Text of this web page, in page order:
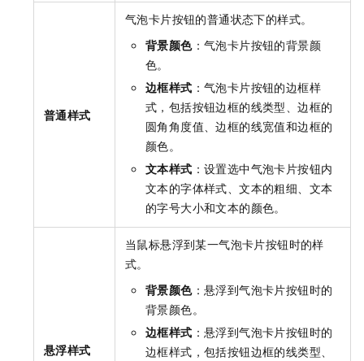
普通样式
气泡卡片按钮的普通状态下的样式。
背景颜色：气泡卡片按钮的背景颜
色。
边框样式 ：气泡卡片按钮的边框样
式，包括按钮边框的线类型、边框的
圆角角度值、边框的线宽值和边框的
颜色。
文本样式 ：设置选中气泡卡片按钮内
文本的字体样式、文本的粗细、文本
的字号大小和文本的颜色。
悬浮样式
当鼠标悬浮到某一气泡卡片按钮时的样
式。
背景颜色：悬浮到气泡卡片按钮时的
背景颜色。
边框样式 ：悬浮到气泡卡片按钮时的
边框样式，包括按钮边框的线类型、